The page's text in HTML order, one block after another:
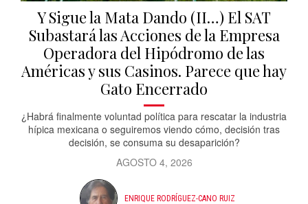
Y Sigue la Mata Dando (II…) El SAT
Subastará las Acciones de la Empresa
Operadora del Hipódromo de las
Américas y sus Casinos. Parece que hay
Gato Encerrado
¿Habrá finalmente voluntad política para rescatar la industria
hípica mexicana o seguiremos viendo cómo, decisión tras
decisión, se consuma su desaparición?
AGOSTO 4, 2026
ENRIQUE RODRÍGUEZ-CANO RUIZ